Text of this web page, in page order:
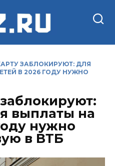
ЗАБЛОКИРУЮТ: ДЛЯ
В 2026 ГОДУ НУЖНО
выплаты на
нужно
в ВТБ